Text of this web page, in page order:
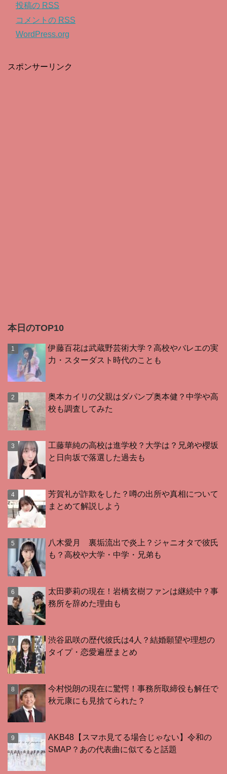
投稿の RSS
コメントの RSS
WordPress.org
スポンサーリンク
本日のTOP10
伊藤百花は武蔵野芸術大学？高校やバレエの実
力・スターダスト時代のことも
奥本カイリの父親はダパンプ奥本健？中学や高
校も調査してみた
工藤華純の高校は進学校？大学は？兄弟や櫻坂
と日向坂で落選した過去も
芳賀礼が詐欺をした？噂の出所や真相について
まとめて解説しよう
八木愛月 裏垢流出で炎上？ジャニオタで彼氏
も？高校や大学・中学・兄弟も
太田夢莉の現在！岩橋玄樹ファンは継続中？事
務所を辞めた理由も
渋谷凪咲の歴代彼氏は4人？結婚願望や理想の
タイプ・恋愛遍歴まとめ
今村悦朗の現在に驚愕！事務所取締役も解任で
秋元康にも見捨てられた？
AKB48【スマホ見てる場合じゃない】令和の
SMAP？あの代表曲に似てると話題